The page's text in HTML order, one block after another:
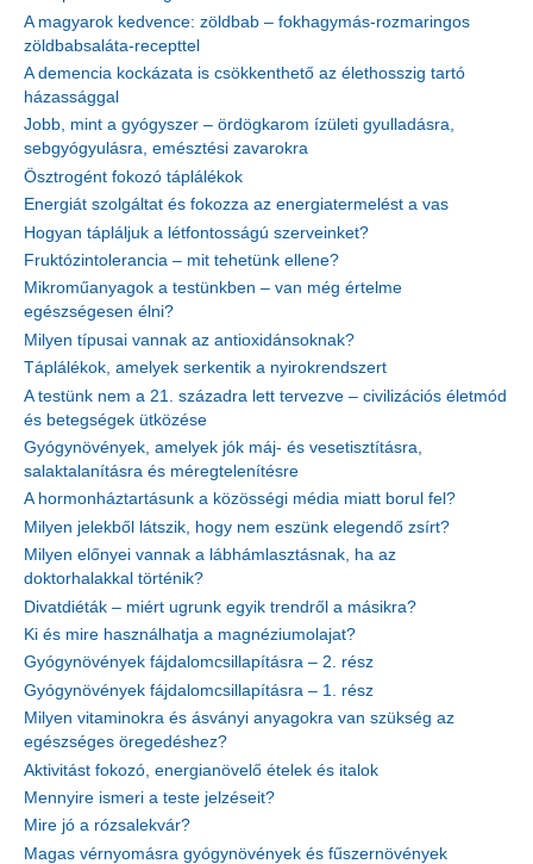
A magyarok kedvence: zöldbab – fokhagymás-rozmaringos
zöldbabsaláta-recepttel
A demencia kockázata is csökkenthető az élethosszig tartó
házassággal
Jobb, mint a gyógyszer – ördögkarom ízületi gyulladásra,
sebgyógyulásra, emésztési zavarokra
Ösztrogént fokozó táplálékok
Energiát szolgáltat és fokozza az energiatermelést a vas
Hogyan tápláljuk a létfontosságú szerveinket?
Fruktózintolerancia – mit tehetünk ellene?
Mikroműanyagok a testünkben – van még értelme
egészségesen élni?
Milyen típusai vannak az antioxidánsoknak?
Táplálékok, amelyek serkentik a nyirokrendszert
A testünk nem a 21. századra lett tervezve – civilizációs életmód
és betegségek ütközése
Gyógynövények, amelyek jók máj- és vesetisztításra,
salaktalanításra és méregtelenítésre
A hormonháztartásunk a közösségi média miatt borul fel?
Milyen jelekből látszik, hogy nem eszünk elegendő zsírt?
Milyen előnyei vannak a lábhámlasztásnak, ha az
doktorhalakkal történik?
Divatdiéták – miért ugrunk egyik trendről a másikra?
Ki és mire használhatja a magnéziumolajat?
Gyógynövények fájdalomcsillapításra – 2. rész
Gyógynövények fájdalomcsillapításra – 1. rész
Milyen vitaminokra és ásványi anyagokra van szükség az
egészséges öregedéshez?
Aktivitást fokozó, energianövelő ételek és italok
Mennyire ismeri a teste jelzéseit?
Mire jó a rózsalekvár?
Magas vérnyomásra gyógynövények és fűszernövények